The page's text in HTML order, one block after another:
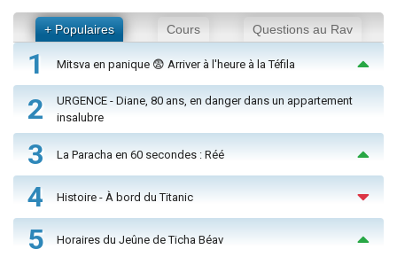
+ Populaires Cours Questions au Rav
1 Mitsva en panique 😨 Arriver à l'heure à la Téfila
2
URGENCE - Diane, 80 ans, en danger dans un appartement
insalubre
3 La Paracha en 60 secondes : Réé
4 Histoire - À bord du Titanic
5 Horaires du Jeûne de Ticha Béav